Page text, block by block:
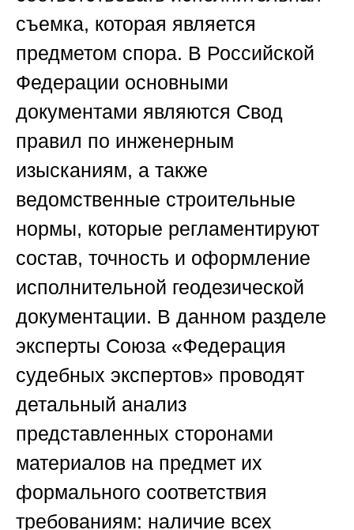
съемка, которая является
предметом спора. В Российской
Федерации основными
документами являются Свод
правил по инженерным
изысканиям, а также
ведомственные строительные
нормы, которые регламентируют
состав, точность и оформление
исполнительной геодезической
документации. В данном разделе
эксперты Союза «Федерация
судебных экспертов» проводят
детальный анализ
представленных сторонами
материалов на предмет их
формального соответствия
требованиям: наличие всех